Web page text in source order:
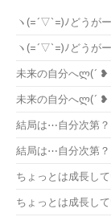
ヽ(=´▽`=)ﾉどうがー
ヽ(=´▽`=)ﾉどうがー
未来の自分へლ⁠(⁠´⁠
未来の自分へლ⁠(⁠´⁠
結局は⋯自分次第？
結局は⋯自分次第？
ちょっとは成長し
ちょっとは成長し